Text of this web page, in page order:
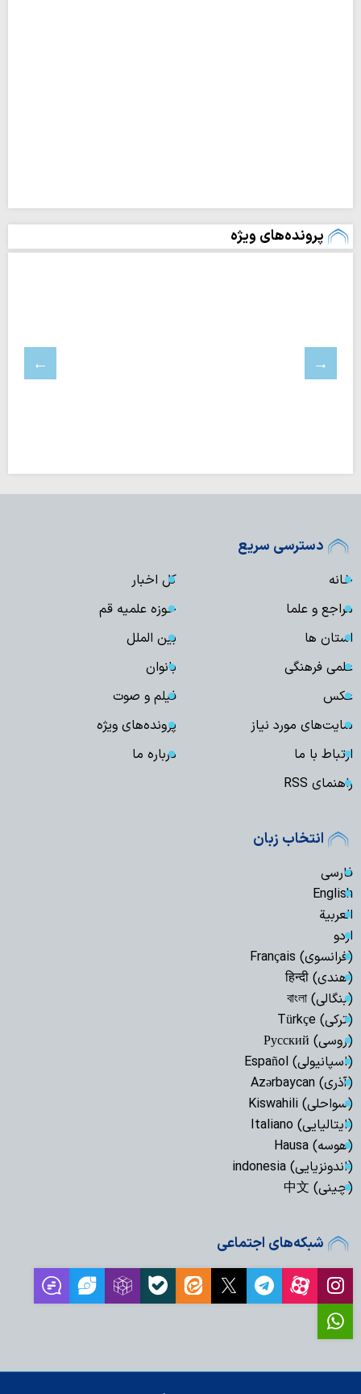
پرونده‌های ویژه
دسترسی سریع
خانه
کل اخبار
مراجع و علما
حوزه علمیه قم
استان ها
بین الملل
علمی فرهنگی
بانوان
عکس
فیلم و صوت
سایت‌های مورد نیاز
پرونده‌های ویژه
ارتباط با ما
درباره ما
راهنمای RSS
انتخاب زبان
فارسی
English
العربیة
اردو
(فرانسوی) Français
(هندی) हिन्दी
(بنگالی) বাংলা
(ترکی) Türkçe
(روسی) Русский
(اسپانیولی) Español
(آذری) Azərbaycan
(سواحلی) Kiswahili
(ایتالیایی) Italiano
(هوسه) Hausa
(اندونزیایی) indonesia
(چینی) 中文
شبکه‌های اجتماعی